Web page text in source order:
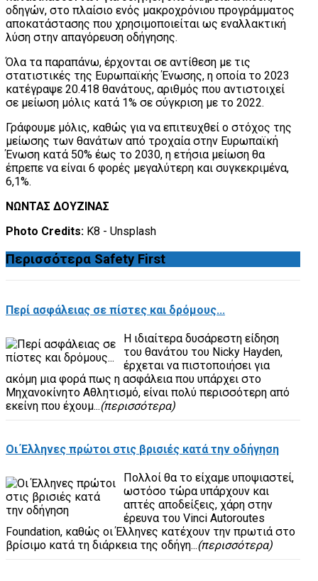
οδηγών, στο πλαίσιο ενός μακροχρόνιου προγράμματος
αποκατάστασης που χρησιμοποιείται ως εναλλακτική
λύση στην απαγόρευση οδήγησης.
Όλα τα παραπάνω, έρχονται σε αντίθεση με τις
στατιστικές της Ευρωπαϊκής Ένωσης, η οποία το 2023
κατέγραψε 20.418 θανάτους, αριθμός που αντιστοιχεί
σε μείωση μόλις κατά 1% σε σύγκριση με το 2022.
Γράφουμε μόλις, καθώς για να επιτευχθεί ο στόχος της
μείωσης των θανάτων από τροχαία στην Ευρωπαϊκή
Ένωση κατά 50% έως το 2030, η ετήσια μείωση θα
έπρεπε να είναι 6 φορές μεγαλύτερη και συγκεκριμένα,
6,1%.
ΝΩΝΤΑΣ ΔΟΥΖΙΝΑΣ
Photo Credits: K8 - Unsplash
Περισσότερα Safety First
Περί ασφάλειας σε πίστες και δρόμους...
Η ιδιαίτερα δυσάρεστη είδηση
του θανάτου του Nicky Hayden,
έρχεται να πιστοποιήσει για
ακόμη μια φορά πως η ασφάλεια που υπάρχει στο
Μηχανοκίνητο Αθλητισμό, είναι πολύ περισσότερη από
εκείνη που έχουμ...(περισσότερα)
Οι Έλληνες πρώτοι στις βρισιές κατά την οδήγηση
Πολλοί θα το είχαμε υποψιαστεί,
ωστόσο τώρα υπάρχουν και
απτές αποδείξεις, χάρη στην
έρευνα του Vinci Autoroutes
Foundation, καθώς οι Έλληνες κατέχουν την πρωτιά στο
βρίσιμο κατά τη διάρκεια της οδήγη...(περισσότερα)